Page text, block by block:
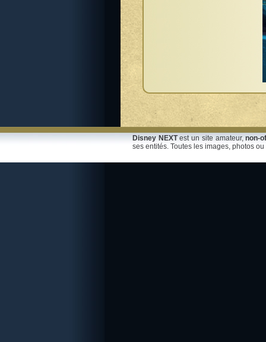
Disney NEXTest un site amateur,non-
ses entités. Toutes les images, photos